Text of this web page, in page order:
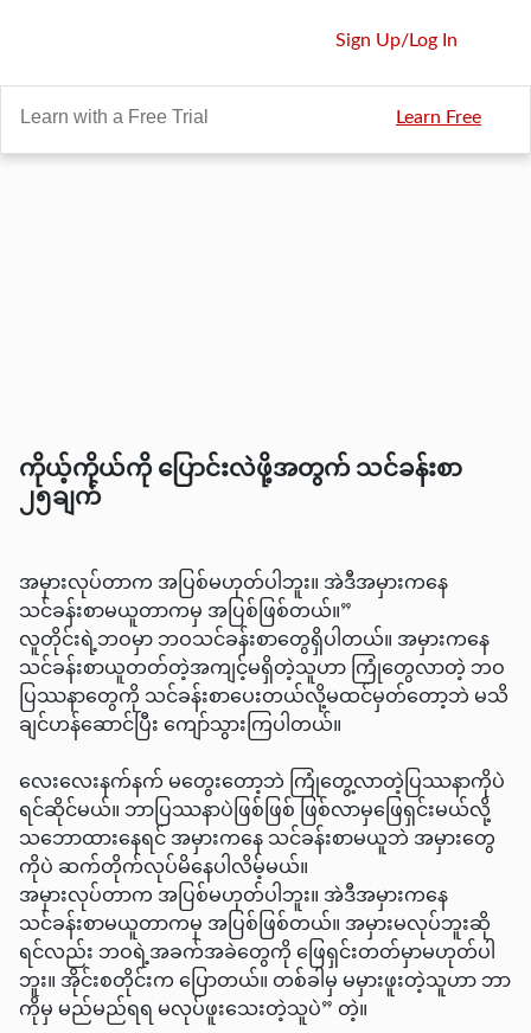
Sign Up/Log In
Learn with a Free Trial
Learn Free
ကိုယ့်ကိုယ်ကို ပြောင်းလဲဖို့အတွက် သင်ခန်းစာ
၂၅ချက်
အမှားလုပ်တာက အပြစ်မဟုတ်ပါဘူး။ အဲဒီအမှားကနေ
သင်ခန်းစာမယူတာကမှ အပြစ်ဖြစ်တယ်။”
လူတိုင်းရဲ့ဘဝမှာ ဘဝသင်ခန်းစာတွေရှိပါတယ်။ အမှားကနေ
သင်ခန်းစာယူတတ်တဲ့အကျင့်မရှိတဲ့သူဟာ ကြုံတွေလာတဲ့ ဘဝ
ပြဿနာတွေကို သင်ခန်းစာပေးတယ်လို့မထင်မှတ်တော့ဘဲ မသိ
ချင်ဟန်ဆောင်ပြီး ကျော်သွားကြပါတယ်။
လေးလေးနက်နက် မတွေးတော့ဘဲ ကြုံတွေ့လာတဲ့ပြဿနာကိုပဲ
ရင်ဆိုင်မယ်။ ဘာပြဿနာပဲဖြစ်ဖြစ် ဖြစ်လာမှဖြေရှင်းမယ်လို့
သဘောထားနေရင် အမှားကနေ သင်ခန်းစာမယူဘဲ အမှားတွေ
ကိုပဲ ဆက်တိုက်လုပ်မိနေပါလိမ့်မယ်။
အမှားလုပ်တာက အပြစ်မဟုတ်ပါဘူး။ အဲဒီအမှားကနေ
သင်ခန်းစာမယူတာကမှ အပြစ်ဖြစ်တယ်။ အမှားမလုပ်ဘူးဆို
ရင်လည်း ဘဝရဲ့အခက်အခဲတွေကို ဖြေရှင်းတတ်မှာမဟုတ်ပါ
ဘူး။ အိုင်းစတိုင်းက ပြောတယ်။ တစ်ခါမှ မမှားဖူးတဲ့သူဟာ ဘာ
ကိုမှ မည်မည်ရရ မလုပ်ဖူးသေးတဲ့သူပဲ” တဲ့။